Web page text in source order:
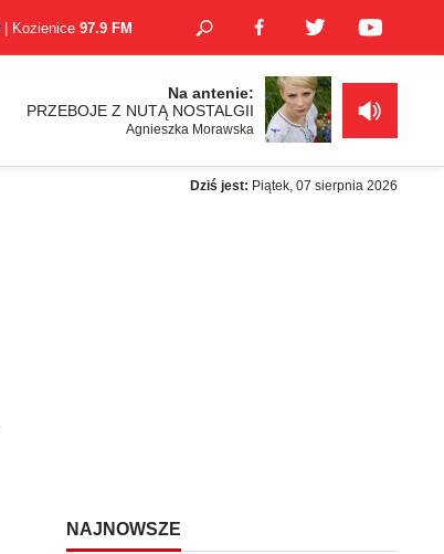
| Kozienice 97.9 FM
Na antenie:
PRZEBOJE Z NUTĄ NOSTALGII
Agnieszka Morawska
Dziś jest: Piątek, 07 sierpnia 2026
NAJNOWSZE